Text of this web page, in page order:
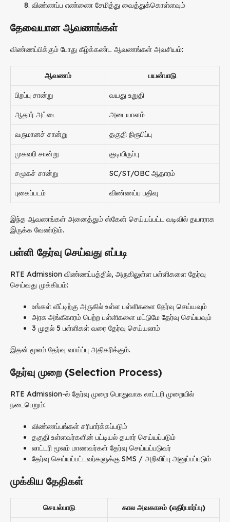
விண்ணப்ப எண்ணை சேமித்து வைத்துக்கொள்ளவும்
தேவையான ஆவணங்கள்
விண்ணப்பிக்கும் போது கீழ்க்கண்ட ஆவணங்கள் அவசியம்:
ஆவணம் பயன்பாடு
பிறப்பு சான்று வயது உறுதி
ஆதார் அட்டை அடையாளம்
வருமானச் சான்று தகுதி நிரூபிப்பு
முகவரி சான்று குடியிருப்பு
சமூகச் சான்று SC/ST/OBC ஆதாரம்
புகைப்படம் விண்ணப்ப பதிவு
இந்த ஆவணங்கள் அனைத்தும் ஸ்கேன் செய்யப்பட்ட வடிவில் தயாராக
இருக்க வேண்டும்.
பள்ளி தேர்வு செய்வது எப்படி
RTE Admission விண்ணப்பத்தில், அருகிலுள்ள பள்ளிகளை தேர்வு
செய்வது முக்கியம்:
உங்கள் வீட்டிற்கு அருகில் உள்ள பள்ளிகளை தேர்வு செய்யவும்
அரசு அங்கீகாரம் பெற்ற பள்ளிகளை மட்டுமே தேர்வு செய்யவும்
3 முதல் 5 பள்ளிகள் வரை தேர்வு செய்யலாம்
இதன் மூலம் தேர்வு வாய்ப்பு அதிகரிக்கும்.
தேர்வு முறை (Selection Process)
RTE Admission-ல் தேர்வு முறை பொதுவாக லாட்டரி முறையில்
நடைபெறும்:
விண்ணப்பங்கள் சரிபார்க்கப்படும்
தகுதி உள்ளவர்களின் பட்டியல் தயார் செய்யப்படும்
லாட்டரி மூலம் மாணவர்கள் தேர்வு செய்யப்படுவர்
தேர்வு செய்யப்பட்டவர்களுக்கு SMS / அறிவிப்பு அனுப்பப்படும்
முக்கிய தேதிகள்
செயல்பாடு கால அவகாசம் (எதிர்பார்ப்பு)